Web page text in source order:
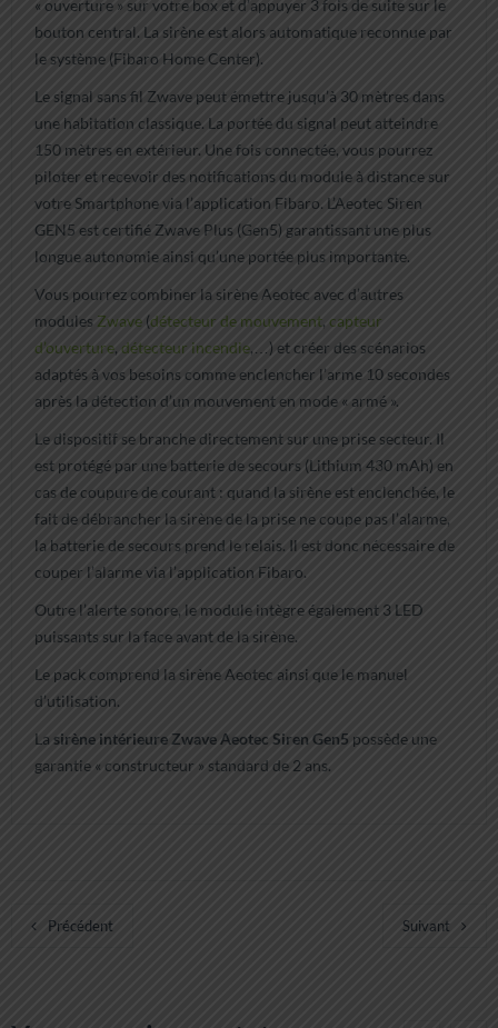
« ouverture » sur votre box et d’appuyer 3 fois de suite sur le
bouton central. La sirène est alors automatique reconnue par
le système (Fibaro Home Center).
Le signal sans fil Zwave peut émettre jusqu’à 30 mètres dans
une habitation classique. La portée du signal peut atteindre
150 mètres en extérieur. Une fois connectée, vous pourrez
piloter et recevoir des notifications du module à distance sur
votre Smartphone via l’application Fibaro. L’Aeotec Siren
GEN5 est certifié Zwave Plus (Gen5) garantissant une plus
longue autonomie ainsi qu’une portée plus importante.
Vous pourrez combiner la sirène Aeotec avec d’autres
modules Zwave (détecteur de mouvement, capteur
d’ouverture, détecteur incendie,…) et créer des scénarios
adaptés à vos besoins comme enclencher l’arme 10 secondes
après la détection d’un mouvement en mode « armé ».
Le dispositif se branche directement sur une prise secteur. Il
est protégé par une batterie de secours (Lithium 430 mAh) en
cas de coupure de courant : quand la sirène est enclenchée, le
fait de débrancher la sirène de la prise ne coupe pas l’alarme,
la batterie de secours prend le relais. Il est donc nécessaire de
couper l’alarme via l’application Fibaro.
Outre l’alerte sonore, le module intègre également 3 LED
puissants sur la face avant de la sirène.
Le pack comprend la sirène Aeotec ainsi que le manuel
d’utilisation.
La sirène intérieure Zwave Aeotec Siren Gen5 possède une
garantie « constructeur » standard de 2 ans.
Précédent Suivant